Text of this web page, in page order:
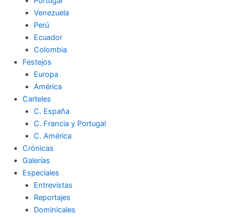
Venezuela
Perú
Ecuador
Colombia
Festejos
Europa
América
Carteles
C. España
C. Francia y Portugal
C. América
Crónicas
Galerías
Especiales
Entrevistas
Reportajes
Dominicales